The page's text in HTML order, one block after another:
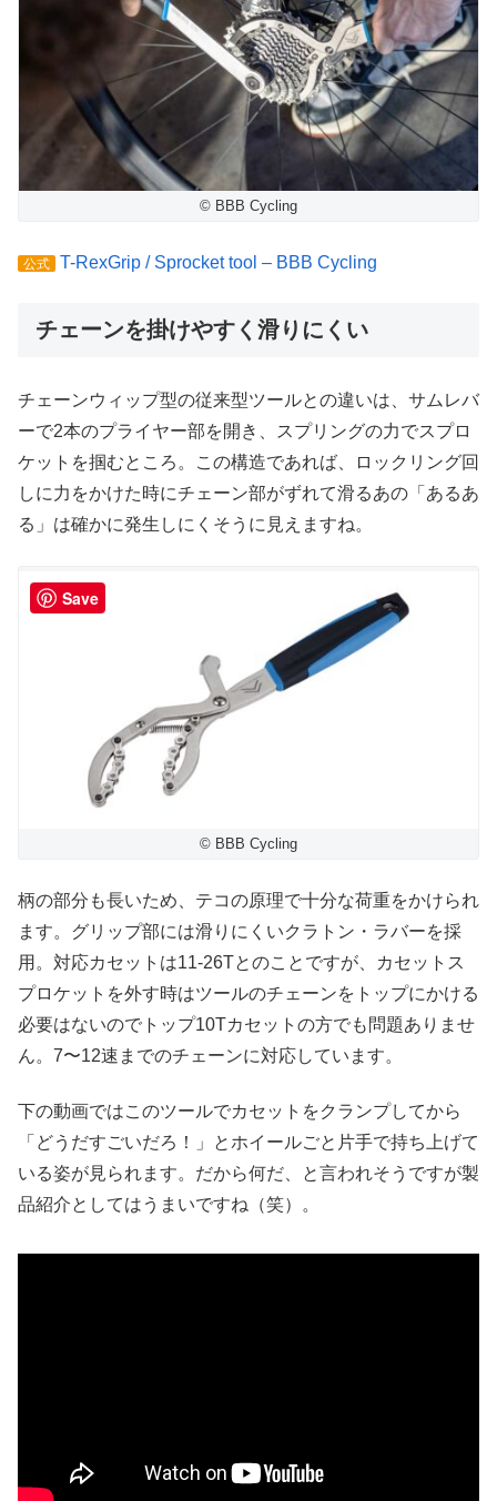
© BBB Cycling
公式 T-RexGrip / Sprocket tool – BBB Cycling
チェーンを掛けやすく滑りにくい
チェーンウィップ型の従来型ツールとの違いは、サムレバ
ーで2本のプライヤー部を開き、スプリングの力でスプロ
ケットを掴むところ。この構造であれば、ロックリング回
しに力をかけた時にチェーン部がずれて滑るあの「あるあ
る」は確かに発生しにくそうに見えますね。
© BBB Cycling
柄の部分も長いため、テコの原理で十分な荷重をかけられ
ます。グリップ部には滑りにくいクラトン・ラバーを採
用。対応カセットは11-26Tとのことですが、カセットス
プロケットを外す時はツールのチェーンをトップにかける
必要はないのでトップ10Tカセットの方でも問題ありませ
ん。7〜12速までのチェーンに対応しています。
下の動画ではこのツールでカセットをクランプしてから
「どうだすごいだろ！」とホイールごと片手で持ち上げて
いる姿が見られます。だから何だ、と言われそうですが製
品紹介としてはうまいですね（笑）。
Save